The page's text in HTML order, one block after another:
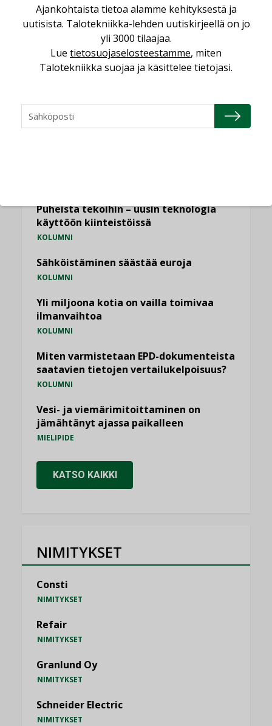
LEHDEN ARTIKKELIT
Kaivamattomat menetelmät
vakiinnuttavat asemansa taloyhtiöissä
LEHDEN ARTIKKELIT,TILAAJILLE
KATSO KAIKKI
Puheista tekoihin – uusin teknologia
käyttöön kiinteistöissä
KOLUMNI
Sähköistäminen säästää euroja
KOLUMNI
Yli miljoona kotia on vailla toimivaa
ilmanvaihtoa
KOLUMNI
Miten varmistetaan EPD-dokumenteista
saatavien tietojen vertailukelpoisuus?
KOLUMNI
Vesi- ja viemärimitoittaminen on
jämähtänyt ajassa paikalleen
MIELIPIDE
KATSO KAIKKI
NIMITYKSET
Consti
NIMITYKSET
Refair
NIMITYKSET
Granlund Oy
NIMITYKSET
Schneider Electric
NIMITYKSET
Ajankohtaista tietoa alamme kehityksestä ja
uutisista. Talotekniikka-lehden uutiskirjeellä on jo
yli 3000 tilaajaa.
Lue tietosuojaselosteestamme, miten
Talotekniikka suojaa ja käsittelee tietojasi.